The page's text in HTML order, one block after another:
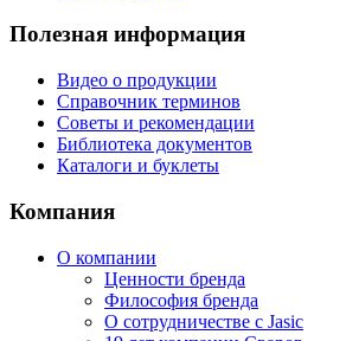
Полезная информация
Видео о продукции
Справочник терминов
Советы и рекомендации
Библиотека документов
Каталоги и буклеты
Компания
О компании
Ценности бренда
Философия бренда
О сотрудничестве с Jasic